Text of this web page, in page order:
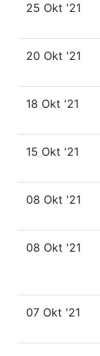
25 Okt '21
20 Okt '21
18 Okt '21
15 Okt '21
08 Okt '21
08 Okt '21
07 Okt '21